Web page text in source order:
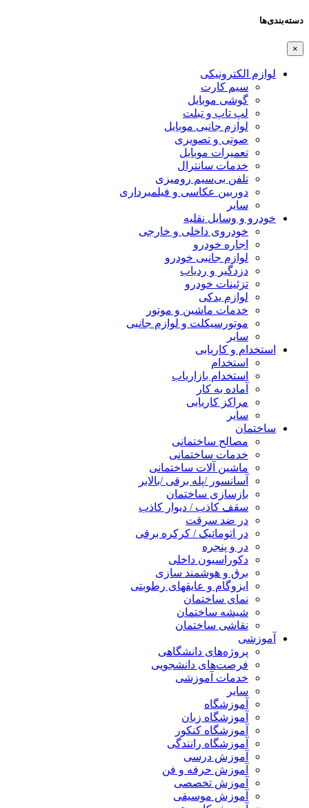
دسته‌بندی‌ها
×
لوازم الکترونیکی
سیم کارت
گوشی موبایل
لپ تاپ و تبلت
لوازم جانبی موبایل
صوتی و تصویری
تعمیرات موبایل
خدمات سانترال
تلفن بی‌سیم رومیزی
دوربین عکاسی و فیلمبرداری
سایر
خودرو و وسایل نقلیه
خودروی داخلی و خارجی
اجاره خودرو
لوازم جانبی خودرو
دزدگیر و ردیاب
تزئینات خودرو
لوازم یدکی
خدمات ماشین و موتور
موتورسیکلت و لوازم جانبی
سایر
استخدام و کاریابی
استخدام
استخدام بازاریاب
آماده به کار
مراکز کاریابی
سایر
ساختمان
مصالح ساختمانی
خدمات ساختمانی
ماشین آلات ساختمانی
آسانسور /پله برقی /بالابر
بازسازی ساختمان
سقف کاذب / دیوار کاذب
در ضد سرقت
در اتوماتیک / کرکره برقی
در و پنجره
دکوراسیون داخلی
برق و هوشمند سازی
ایزوگام و عایقهای رطوبتی
نمای ساختمان
شیشه ساختمان
نقاشی ساختمان
آموزشی
پروژه‌های دانشگاهی
فرصت‌های دانشجویی
خدمات آموزشی
سایر
آموزشگاه
آموزشگاه زبان
آموزشگاه کنکور
آموزشگاه رانندگی
آموزش درسی
آموزش حرفه و فن
آموزش تخصصی
آموزش موسیقی